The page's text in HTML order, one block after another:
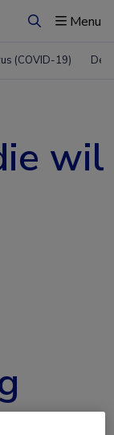
ZoekenMenu
(COVID-19)
wil